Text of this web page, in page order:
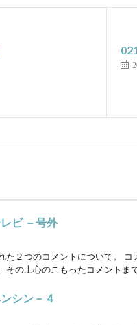
ビ －号外
た２つのコメントについて。
その上心のこもったコメントま
シン－４